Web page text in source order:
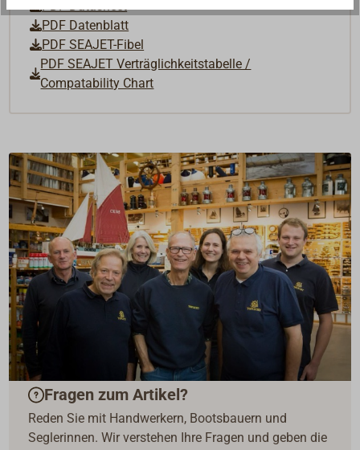
PDF Datenblatt
PDF SEAJET-Fibel
PDF SEAJET Verträglichkeitstabelle /
Compatability Chart
Fragen zum Artikel?
Reden Sie mit Handwerkern, Bootsbauern und
Seglerinnen. Wir verstehen Ihre Fragen und geben die